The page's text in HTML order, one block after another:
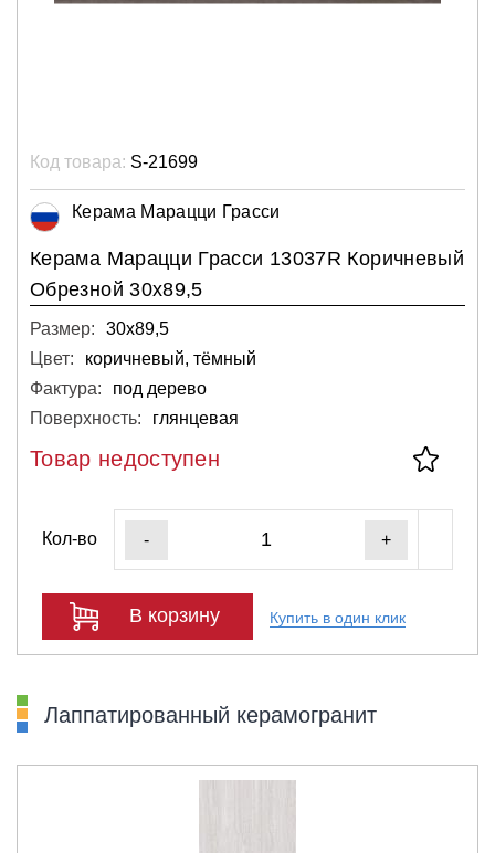
Код товара: S-21699
Керама Марацци Грасси
Керама Марацци Грасси 13037R Коричневый
Обрезной 30х89,5
Размер:
30х89,5
Цвет:
коричневый, тёмный
Фактура:
под дерево
Поверхность:
глянцевая
Товар недоступен
Кол-во - +
В корзину Купить в один клик
Лаппатированный керамогранит